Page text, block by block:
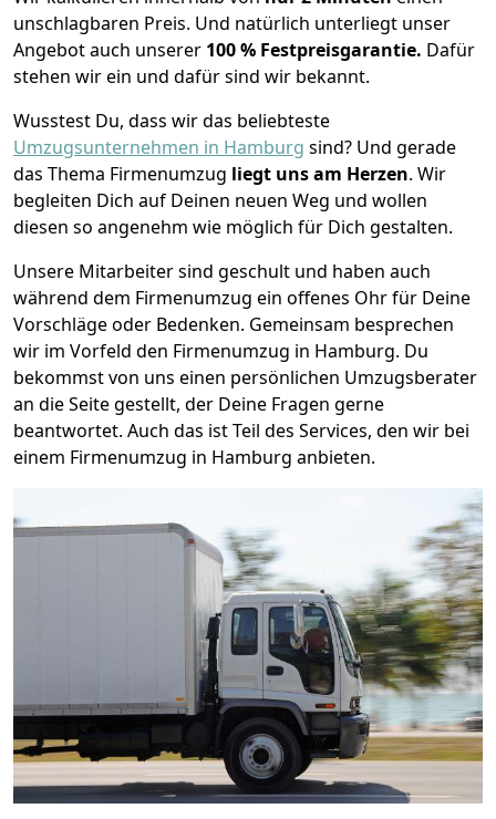
unschlagbaren Preis. Und natürlich unterliegt unser
Angebot auch unserer 100 % Festpreisgarantie. Dafür
stehen wir ein und dafür sind wir bekannt.
Wusstest Du, dass wir das beliebteste
Umzugsunternehmen in Hamburg sind? Und gerade
das Thema Firmenumzug liegt uns am Herzen. Wir
begleiten Dich auf Deinen neuen Weg und wollen
diesen so angenehm wie möglich für Dich gestalten.
Unsere Mitarbeiter sind geschult und haben auch
während dem Firmenumzug ein offenes Ohr für Deine
Vorschläge oder Bedenken. Gemeinsam besprechen
wir im Vorfeld den Firmenumzug in Hamburg. Du
bekommst von uns einen persönlichen Umzugsberater
an die Seite gestellt, der Deine Fragen gerne
beantwortet. Auch das ist Teil des Services, den wir bei
einem Firmenumzug in Hamburg anbieten.